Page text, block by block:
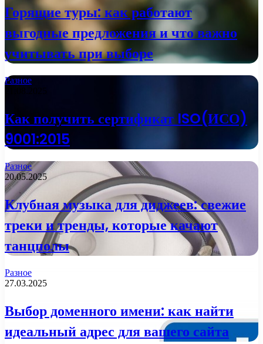
Горящие туры: как работают
выгодные предложения и что важно
учитывать при выборе
Разное
Как получить сертификат ISO(ИСО)
9001:2015
Разное
20.05.2025
Клубная музыка для диджеев: свежие
треки и тренды, которые качают
танцполы
Разное
27.03.2025
Выбор доменного имени: как найти
идеальный адрес для вашего сайта